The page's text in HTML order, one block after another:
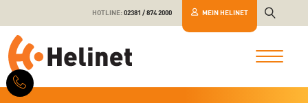
HOTLINE:02381 / 874 2000 MEIN HELINET